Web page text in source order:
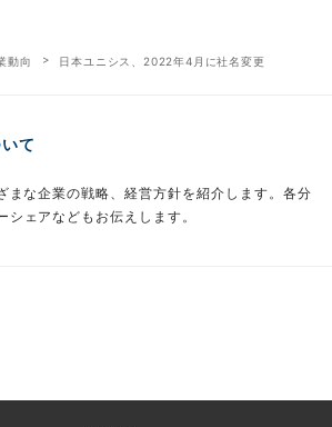
動向 日本ユニシス、2022年4月に社名変更
て
まな企業の戦略、経営方針を紹介します。各分
ェアなどもお伝えします。